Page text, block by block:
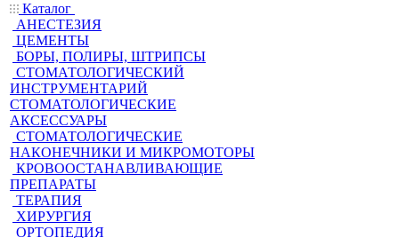
Каталог
АНЕСТЕЗИЯ
ЦЕМЕНТЫ
БОРЫ, ПОЛИРЫ, ШТРИПСЫ
СТОМАТОЛОГИЧЕСКИЙ
ИНСТРУМЕНТАРИЙ
СТОМАТОЛОГИЧЕСКИЕ
АКСЕССУАРЫ
СТОМАТОЛОГИЧЕСКИЕ
НАКОНЕЧНИКИ И МИКРОМОТОРЫ
КРОВООСТАНАВЛИВАЮЩИЕ
ПРЕПАРАТЫ
ТЕРАПИЯ
ХИРУРГИЯ
ОРТОПЕДИЯ